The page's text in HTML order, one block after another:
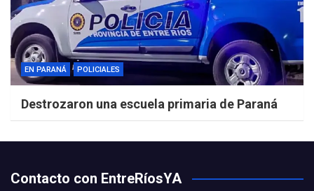
EN PARANÁ POLICIALES
Destrozaron una escuela primaria de Paraná
Contacto con EntreRíosYA